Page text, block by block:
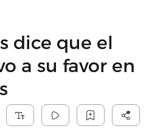
dice que el
a su favor en